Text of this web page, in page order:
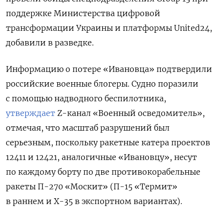
поддержке Министерства цифровой
трансформации Украины и платформы United24,
добавили в разведке.
Информацию о потере «Ивановца» подтвердили
российские военные блогеры. Судно поразили
с помощью надводного беспилотника,
утверждает Z-канал «Военный осведомитель»,
отмечая, что масштаб разрушений был
серьезным, поскольку ракетные катера проектов
12411 и 12421, аналогичные «Ивановцу», несут
по каждому борту по две противокорабельные
ракеты П-270 «Москит» (П-15 «Термит»
в раннем и Х-35 в экспортном вариантах).